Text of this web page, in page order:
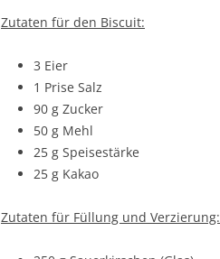
Zutaten für den Biscuit:
3 Eier
1 Prise Salz
90 g Zucker
50 g Mehl
25 g Speisestärke
25 g Kakao
Zutaten für Füllung und Verzierung: